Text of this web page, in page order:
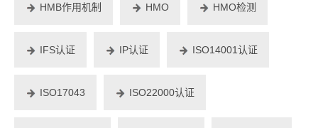
HMB作用机制 HMO HMO检测
IFS认证 IP认证 ISO14001认证
ISO17043 ISO22000认证